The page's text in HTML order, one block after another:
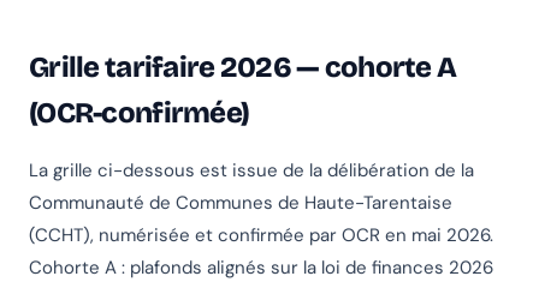
Grille tarifaire 2026 — cohorte A
(OCR-confirmée)
La grille ci-dessous est issue de la délibération de la
Communauté de Communes de Haute-Tarentaise
(CCHT), numérisée et confirmée par OCR en mai 2026.
Cohorte A : plafonds alignés sur la loi de finances 2026